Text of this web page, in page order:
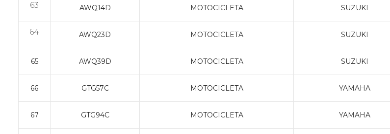
63 AWQ14D MOTOCICLETA SUZUKI
64 AWQ23D MOTOCICLETA SUZUKI
65 AWQ39D MOTOCICLETA SUZUKI
66 GTG57C MOTOCICLETA YAMAHA
67 GTG94C MOTOCICLETA YAMAHA